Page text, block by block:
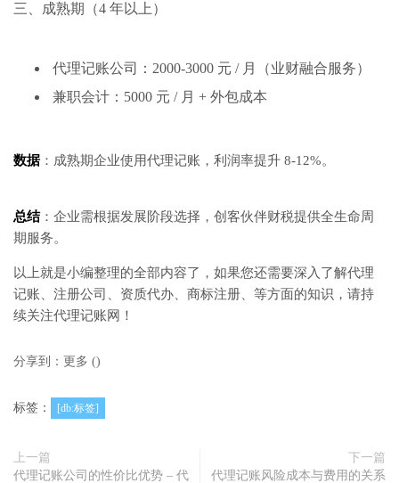
三、成熟期（4 年以上）
代理记账公司：2000-3000 元 / 月（业财融合服务）
兼职会计：5000 元 / 月 + 外包成本
数据 ：成熟期企业使用代理记账，利润率提升 8-12%。
总结：企业需根据发展阶段选择，创客伙伴财税提供全生命周
期服务。
以上就是小编整理的全部内容了，如果您还需要深入了解代理
记账、注册公司、资质代办、商标注册、等方面的知识，请持
续关注代理记账网！
分享到： 更多 ()
标签： [db:标签]
上一篇
代理记账公司的性价比优势 – 代
下一篇
代理记账风险成本与费用的关系